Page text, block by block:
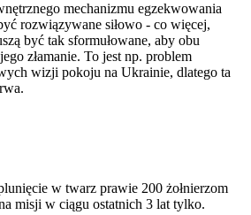
mechanizmu egzekwowania
rozwiązywane siłowo - co więcej,
być tak sformułowane, aby obu
złamanie. To jest np. problem
wizji pokoju na Ukrainie, dlatego ta
w twarz prawie 200 żołnierzom
misji w ciągu ostatnich 3 lat tylko.